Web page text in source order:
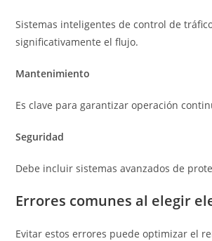
Sistemas inteligentes de control de
significativamente el flujo.
Mantenimiento
Es clave para garantizar operación
Seguridad
Debe incluir sistemas avanzados de
Errores comunes al elegir
Evitar estos errores puede optimizar el